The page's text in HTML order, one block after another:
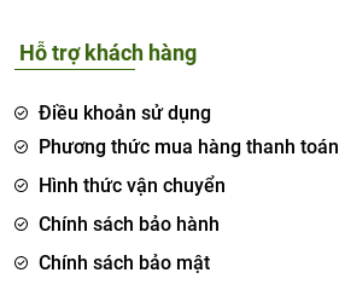
Hỗ trợ khách hàng
Điều khoản sử dụng
Phương thức mua hàng thanh toán
Hình thức vận chuyển
Chính sách bảo hành
Chính sách bảo mật